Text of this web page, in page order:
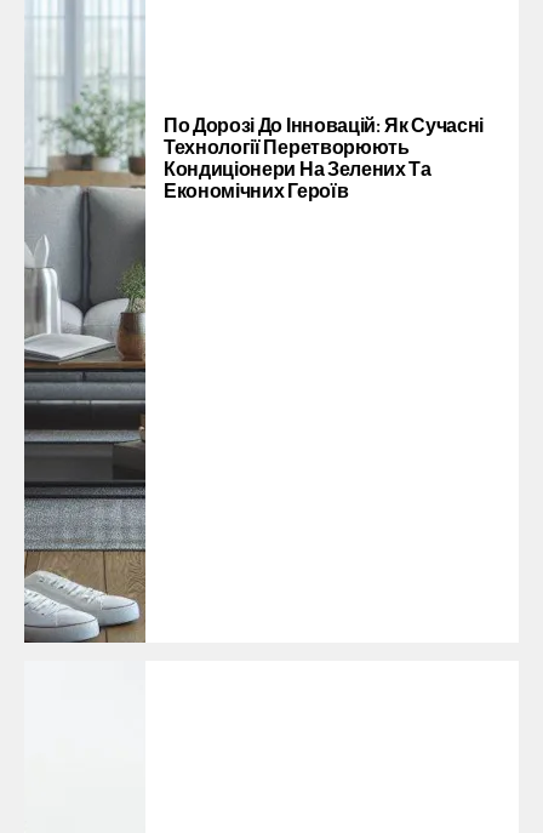
По Дорозі До Інновацій: Як Сучасні
Технології Перетворюють
Кондиціонери На Зелених Та
Економічних Героїв